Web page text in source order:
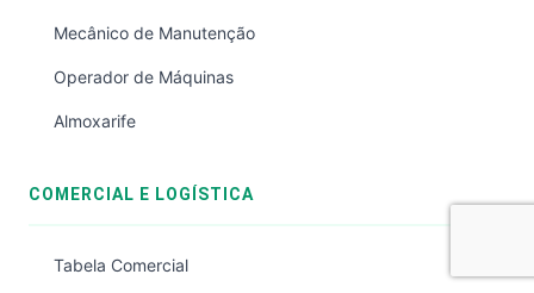
Mecânico de Manutenção
Operador de Máquinas
Almoxarife
COMERCIAL E LOGÍSTICA
Tabela Comercial